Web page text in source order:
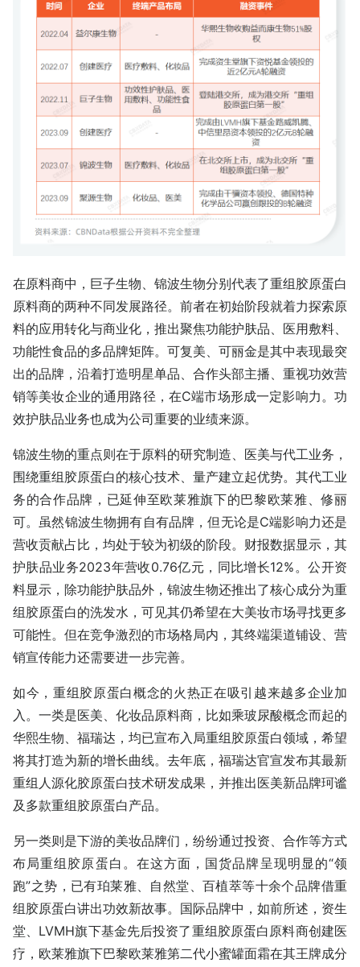
在原料商中，巨子生物、锦波生物分别代表了重组胶原蛋白
原料商的两种不同发展路径。前者在初始阶段就着力探索原
料的应用转化与商业化，推出聚焦功能护肤品、医用敷料、
功能性食品的多品牌矩阵。可复美、可丽金是其中表现最突
出的品牌，沿着打造明星单品、合作头部主播、重视功效营
销等美妆企业的通用路径，在C端市场形成一定影响力。功
效护肤品业务也成为公司重要的业绩来源。
锦波生物的重点则在于原料的研究制造、医美与代工业务，
围绕重组胶原蛋白的核心技术、量产建立起优势。其代工业
务的合作品牌，已延伸至欧莱雅旗下的巴黎欧莱雅、修丽
可。虽然锦波生物拥有自有品牌，但无论是C端影响力还是
营收贡献占比，均处于较为初级的阶段。财报数据显示，其
护肤品业务2023年营收0.76亿元，同比增长12%。公开资
料显示，除功能护肤品外，锦波生物还推出了核心成分为重
组胶原蛋白的洗发水，可见其仍希望在大美妆市场寻找更多
可能性。但在竞争激烈的市场格局内，其终端渠道铺设、营
销宣传能力还需要进一步完善。
如今，重组胶原蛋白概念的火热正在吸引越来越多企业加
入。一类是医美、化妆品原料商，比如乘玻尿酸概念而起的
华熙生物、福瑞达，均已宣布入局重组胶原蛋白领域，希望
将其打造为新的增长曲线。去年底，福瑞达官宣发布其最新
重组人源化胶原蛋白技术研发成果，并推出医美新品牌珂谧
及多款重组胶原蛋白产品。
另一类则是下游的美妆品牌们，纷纷通过投资、合作等方式
布局重组胶原蛋白。在这方面，国货品牌呈现明显的“领
跑”之势，已有珀莱雅、自然堂、百植萃等十余个品牌借重
组胶原蛋白讲出功效新故事。国际品牌中，如前所述，资生
堂、LVMH旗下基金先后投资了重组胶原蛋白原料商创建医
疗，欧莱雅旗下巴黎欧莱雅第二代小蜜罐面霜在其王牌成分